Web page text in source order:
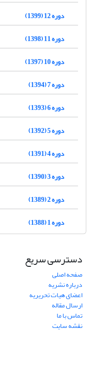
دوره 12 (1399)
دوره 11 (1398)
دوره 10 (1397)
دوره 7 (1394)
دوره 6 (1393)
دوره 5 (1392)
دوره 4 (1391)
دوره 3 (1390)
دوره 2 (1389)
دوره 1 (1388)
دسترسی سریع
صفحه اصلی
درباره نشریه
اعضای هیات تحریریه
ارسال مقاله
تماس با ما
نقشه سایت